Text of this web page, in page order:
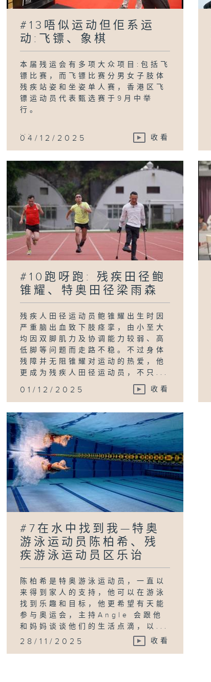
#13唔似运动但佢系运
动:飞镖、象棋
本届残运会有多项大众项目:包括飞
镖比赛，而飞镖比赛分男女子肢体
残疾站姿和坐姿单人赛，香港区飞
镖运动员代表甄选赛于9月中举
行。
...
04/12/2025 收看
#10跑呀跑: 残疾田径鲍
锥耀、特奥田径梁雨森
残疾人田径运动员鲍锥耀出生时因
严重脑出血致下肢痉挛，由小至大
均因双脚肌力及协调能力较弱、高
低脚等问题而走路不稳。不过身体
残障并无阻锥耀对运动的热爱，他
更成为残疾人田径运动员，不只...
01/12/2025 收看
#7在水中找到我—特奥
游泳运动员陈柏希、残
疾游泳运动员区乐诒
陈柏希是特奥游泳运动员，一直以
来得到家人的支持，他可以在游泳
找到乐趣和目标，他更希望有天能
参与奥运会，主持Angle 会跟他
和妈妈谈谈他们的生活点滴，以...
28/11/2025 收看